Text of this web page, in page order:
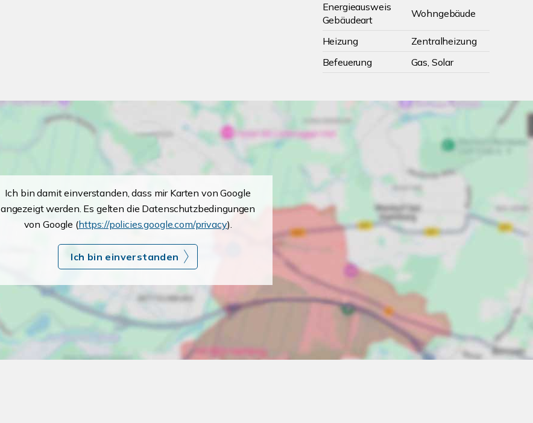
Energieausweis
Gebäudeart
Wohngebäude
Heizung
Zentralheizung
Befeuerung
Gas, Solar
Ich bin damit einverstanden, dass mir Karten von Google
angezeigt werden. Es gelten die Datenschutzbedingungen
von Google (https://policies.google.com/privacy).
Ich bin einverstanden